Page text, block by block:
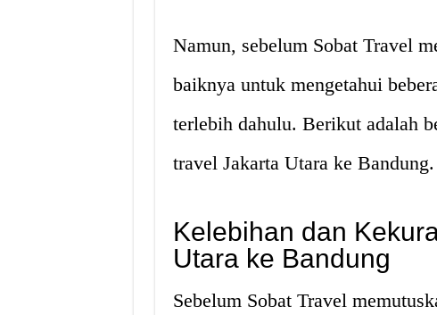
Namun, sebelum Sobat Travel
baiknya untuk mengetahui
terlebih dahulu. Berikut adalah
travel Jakarta Utara ke Bandung.
Kelebihan dan
Utara ke Bandung
Sebelum Sobat Travel